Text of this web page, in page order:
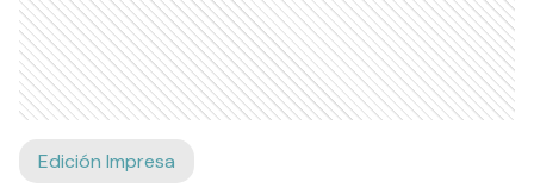
Edición Impresa